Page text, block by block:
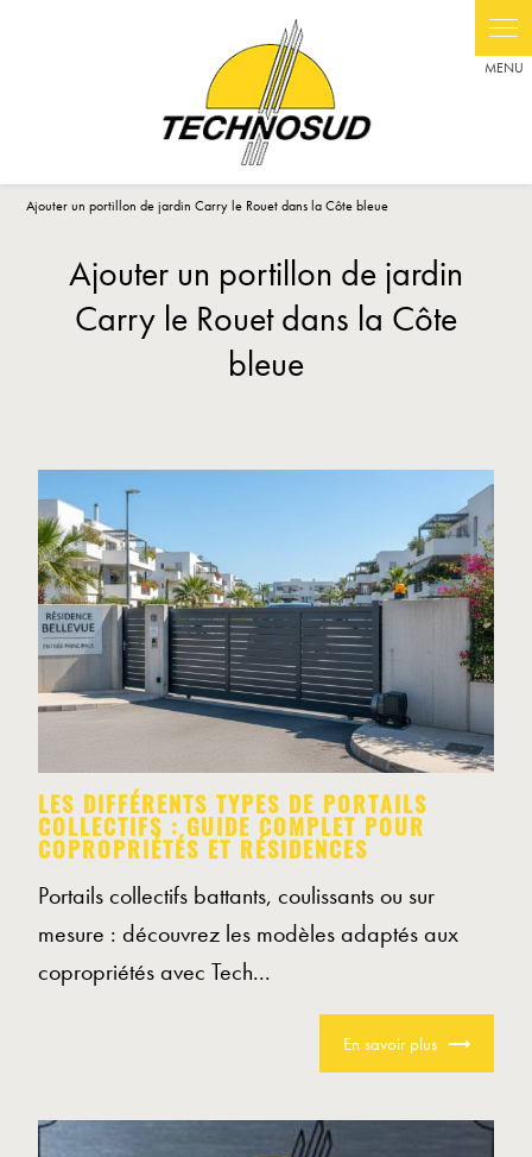
Ajouter un portillon de jardin Carry le Rouet dans la Côte bleue
Ajouter un portillon de jardin
Carry le Rouet dans la Côte
bleue
LES DIFFÉRENTS TYPES DE PORTAILS
COLLECTIFS : GUIDE COMPLET POUR
COPROPRIÉTÉS ET RÉSIDENCES
Portails collectifs battants, coulissants ou sur
mesure : découvrez les modèles adaptés aux
copropriétés avec Tech...
En savoir plus